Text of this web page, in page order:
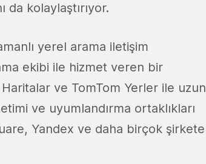
da kolaylaştırıyor.
yerel arama iletişim
ekibi ile hizmet veren bir
ve TomTom Yerler ile uzun
ve uyumlandırma ortaklıkları
Yandex ve daha birçok şirkete